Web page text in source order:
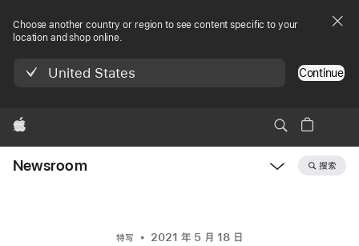
Choose another country or region to see content specific to your
location and shop online.
United States Continue
Apple
Newsroom 搜索
特写 2021 年 5 月 18 日